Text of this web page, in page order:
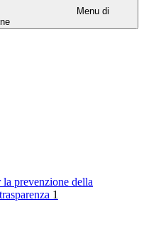
Menu di
prevenzione della
1